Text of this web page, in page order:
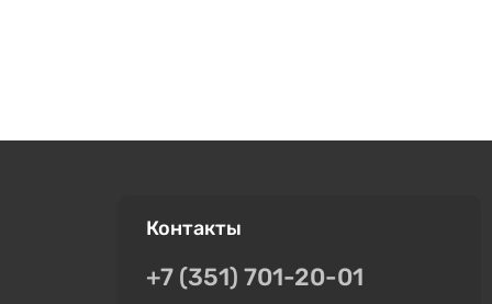
Контакты
+7 (351) 701-20-01